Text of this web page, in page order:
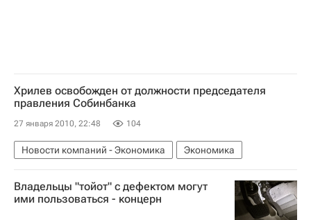
Хрилев освобожден от должности председателя
правления Собинбанка
27 января 2010, 22:48 104
Новости компаний - Экономика Экономика
Владельцы "тойот" с дефектом могут
ими пользоваться - концерн